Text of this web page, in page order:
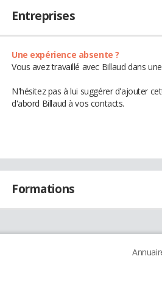
Entreprises
Une expérience absente ?
Vous avez travaillé avec Billaud dans
N'hésitez pas à lui suggérer d'ajouter
d'abord Billaud à vos contacts.
Formations